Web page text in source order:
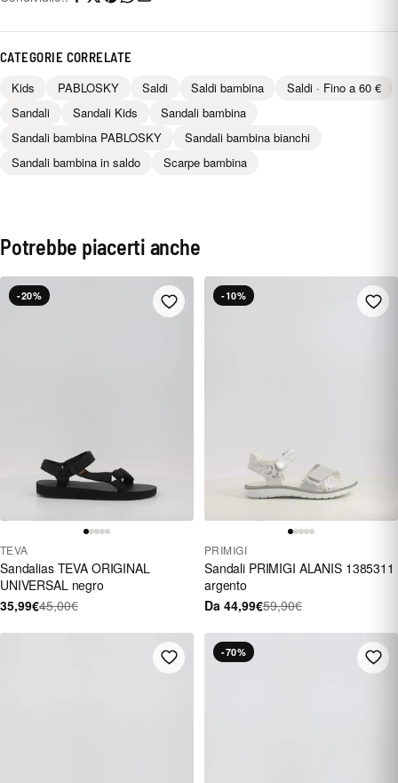
CATEGORIE CORRELATE
Kids PABLOSKY Saldi Saldi bambina
Saldi · Fino a 60 €
Sandali
Sandali Kids
Sandali bambina
Sandali bambina PABLOSKY
Sandali bambina bianchi
Sandali bambina in saldo
Scarpe bambina
Potrebbe piacerti anche
-20%
TEVA
Sandalias TEVA ORIGINAL
UNIVERSAL negro
35,99€45,00€
-10%
PRIMIGI
Sandali PRIMIGI ALANIS 1385311
argento
Da 44,99€59,90€
-70%